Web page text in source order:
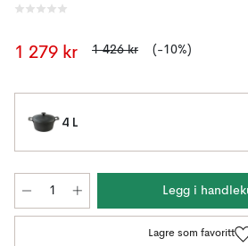
1 279 kr 1 426 kr (-10%)
4 L
Legg i
Lagre som favoritt